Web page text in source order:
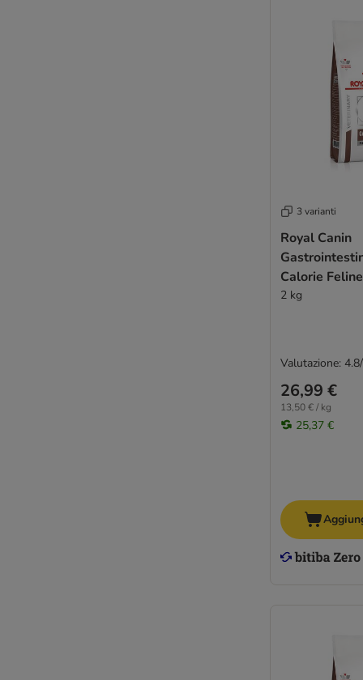
3 varianti
Royal Canin
Calorie
Crocchette
2 kg
26,99 €
13,50 € / kg
25,37 €
Valutazione: